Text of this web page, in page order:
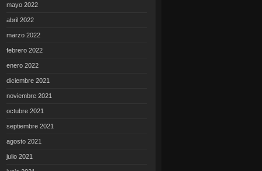
mayo 2022
abril 2022
marzo 2022
febrero 2022
enero 2022
diciembre 2021
noviembre 2021
octubre 2021
septiembre 2021
agosto 2021
julio 2021